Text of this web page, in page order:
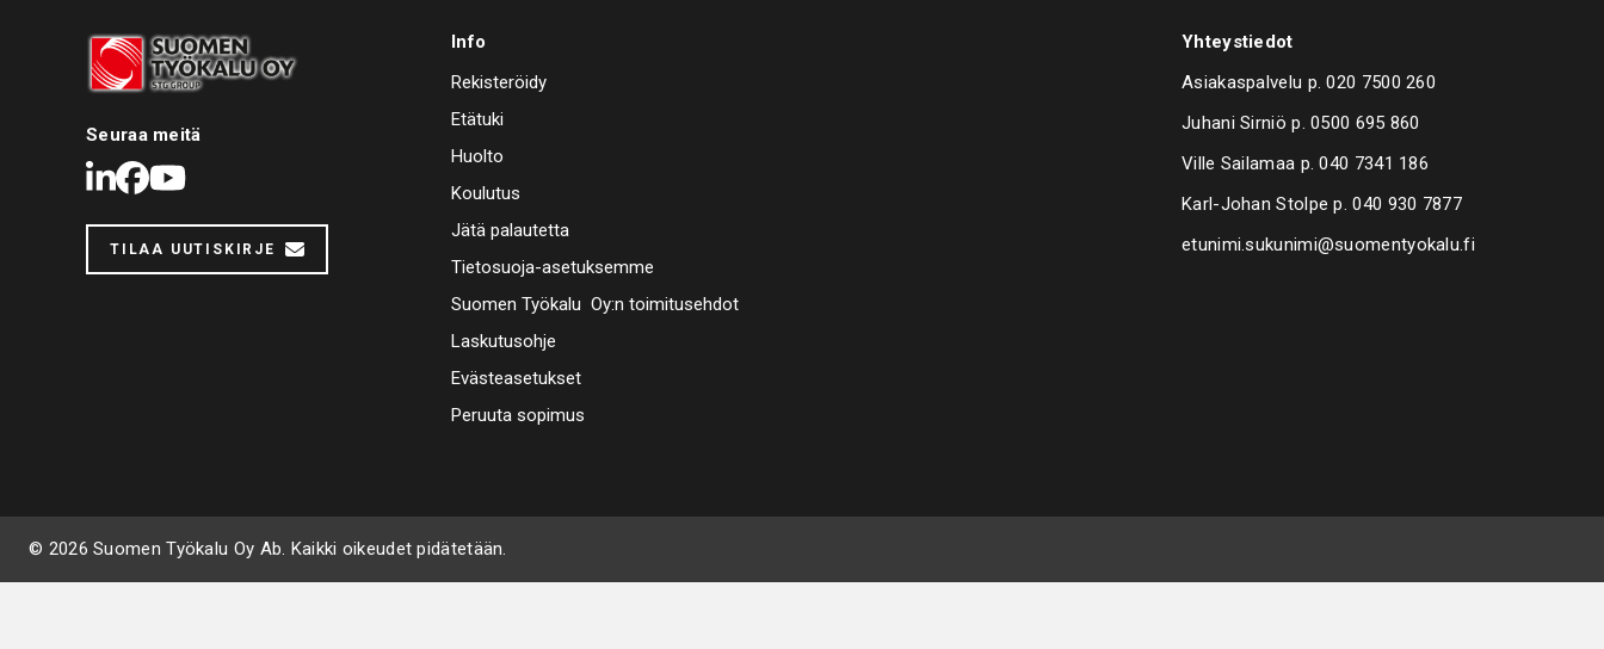
Seuraa meitä
LinkedIn
Facebook
Youtube
TILAA UUTISKIRJE
Info
Rekisteröidy
Etätuki
Huolto
Koulutus
Jätä palautetta
Tietosuoja-asetuksemme
Suomen Työkalu Oy:n toimitusehdot
Laskutusohje
Evästeasetukset
Peruuta sopimus
Yhteystiedot
Asiakaspalvelu p.020 7500 260
Juhani Sirniö p.0500 695 860
Ville Sailamaa p.040 7341 186
Karl-Johan Stolpe p.040 930 7877
etunimi.sukunimi@suomentyokalu.fi
© 2026 Suomen Työkalu Oy Ab. Kaikki oikeudet pidätetään.